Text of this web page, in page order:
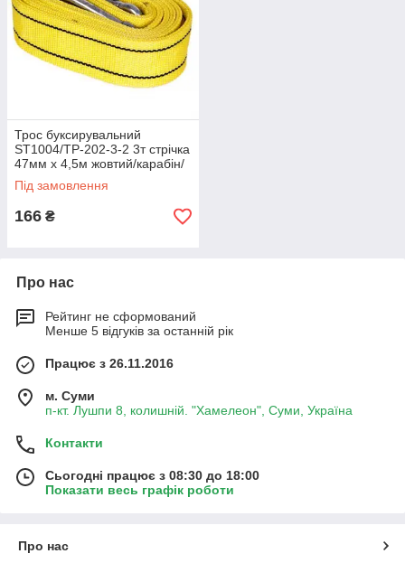
Трос буксирувальний
ST1004/ТР-202-3-2 3т стрічка
47мм х 4,5м жовтий/карабін/
блістер (ТР-202-3-2)
Під замовлення
166 ₴
Про нас
Рейтинг не сформований
Менше 5 відгуків за останній рік
Працює з 26.11.2016
м. Суми
п-кт. Лушпи 8, колишній. "Хамелеон", Суми, Україна
Контакти
Сьогодні працює з 08:30 до 18:00
Показати весь графік роботи
Про нас